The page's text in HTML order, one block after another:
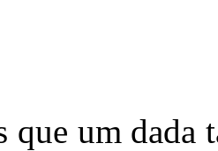
que um